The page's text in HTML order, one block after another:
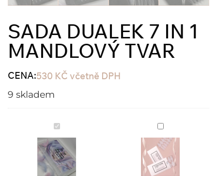
SADA DUALEK 7 IN 1
MANDLOVÝ TVAR
CENA:530 KČ včetně DPH
9 skladem
Sada
dualek
7
in
1
Mandlový
tvar
Moldy
na
francouzskou
manikúru
Trendy
nails